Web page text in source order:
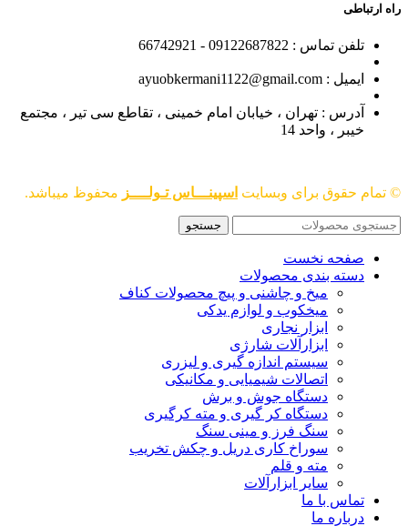
راه ارتباطی
تلفن تماس : 09122687822 - 66742921
ایمیل : ayuobkermani1122@gmail.com
آدرس : تهران ، خیابان امام خمینی ، تقاطع سی تیر ، مجتمع
خیبر ، واحد 14
© تمام حقوق برای وبسایت اسپینـــاس تـولــــز محفوظ میباشد.
جستجو
صفحه نخست
دسته بندی محصولات
میخ و چاشنی و پیچ محصولات کناف
میخکوب و لوازم یدکی
ابزار نجاری
ابزارآلات شارژی
سیستم اندازه گیری و لیزری
اتصالات شیمیایی و مکانیکی
دستگاه جوش و برش
دستگاه کر گیری و مته کرگیری
سنگ فرز و مینی سنگ
سوراخ کاری دریل و چکش تخریب
مته و قلم
سایر ابزارآلات
تماس با ما
درباره ما